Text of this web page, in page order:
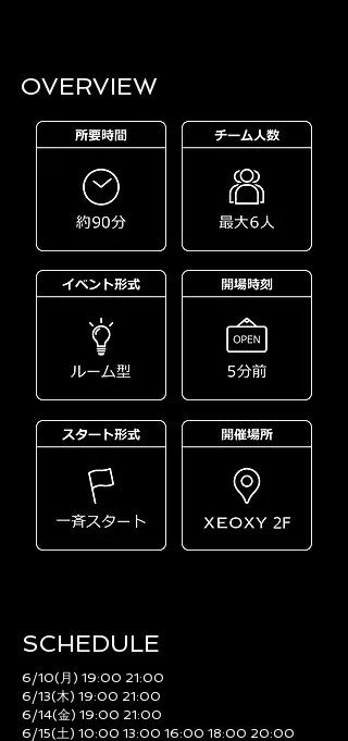
OVERVIEW​
SCHEDULE​
6/10(月) 19:00 21:00
6/13(木) 19:00 21:00
6/14(金) 19:00 21:00
6/15(土) 10:00 13:00 16:00 18:00 20:00